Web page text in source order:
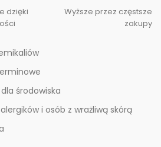
dzięki
Wyższe przez częstsze
zakupy
środowiska
i osób z wrażliwą skórą